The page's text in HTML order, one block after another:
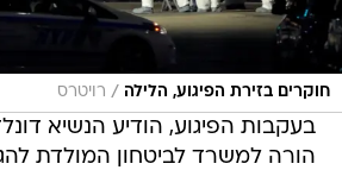
חוקרים בזירת הפיגוע, הלילה / רויטרס
בעקבות הפיגוע, הודיע הנשיא
הורה למשרד לביטחון המולדת